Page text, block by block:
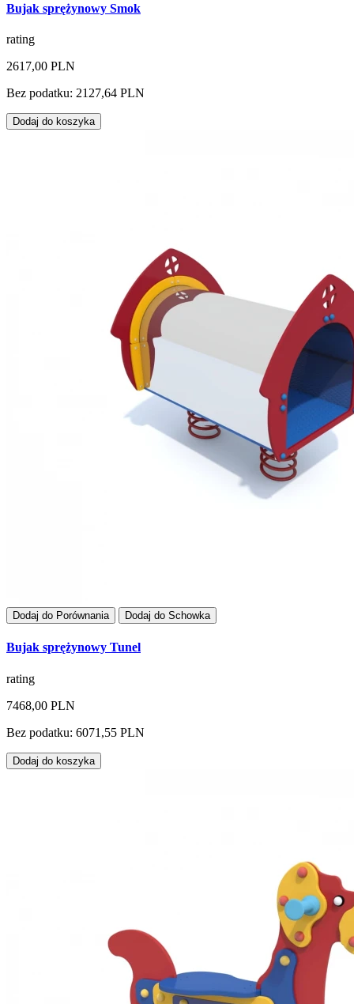
Bujak sprężynowy Smok
rating
2617,00 PLN
Bez podatku: 2127,64 PLN
Dodaj do koszyka
Dodaj do Porównania Dodaj do Schowka
Bujak sprężynowy Tunel
rating
7468,00 PLN
Bez podatku: 6071,55 PLN
Dodaj do koszyka